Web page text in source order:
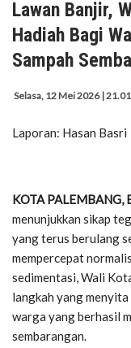
Lawan Banjir,
Hadiah Bagi
Sampah
Selasa, 12 Mei 2026 | 21.01
Laporan: Hasan Basri
KOTA PALEMBANG,
menunjukkan sikap
yang terus berulang
mempercepat
sedimentasi, Wali
langkah yang
warga yang berhasil
sembarangan.